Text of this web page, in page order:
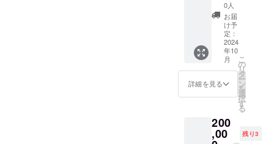
華麹）
・ドリ
ンク引
換券 1
枚 （※
有効期
限：
2025/10
/31） ※
すの
で、到
着後に
文字以
内・サ
イズ30
㎝×10
㎝） ・
掲載は
文字の
みとな
ります
（ロ
ゴ・バ
可） ・
企業名
や団体
す ・ド
リンク
引換
券 1枚
（※有効
期限：
2025/10
/31） ＜
立て札
設置に
ついて
置期
間：
2025/10
間」へ
立て札
設置】
☆2人で
地元た
まぐす
くのス
テキな
場所へ
ご案内
します
☆「洋
間」へ
支援者
0人
お届
け予
定：
2024
年10
月
詳細を見る
こ
の
リ
タ
ー
ン
を
選
択
す
る
200
,00 残り3